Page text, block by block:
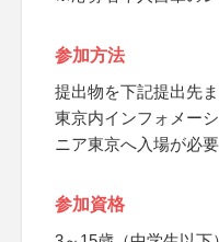
参加方法
提出物を下記提出先
東京内インフォメー
ニア東京へ入場が必要
参加資格